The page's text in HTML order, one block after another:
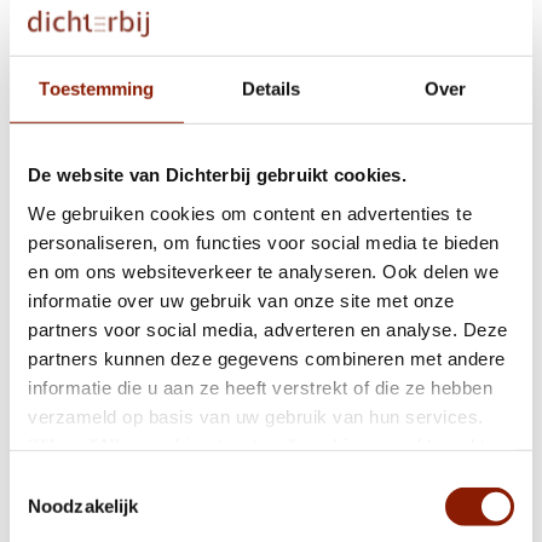
Toestemming Details Over
De website van Dichterbij gebruikt cookies.
We gebruiken cookies om content en advertenties te
personaliseren, om functies voor social media te bieden
en om ons websiteverkeer te analyseren. Ook delen we
informatie over uw gebruik van onze site met onze
partners voor social media, adverteren en analyse. Deze
partners kunnen deze gegevens combineren met andere
informatie die u aan ze heeft verstrekt of die ze hebben
verzameld op basis van uw gebruik van hun services.
Op onzeprivacypagina
kunt u meer lezen over onze
cookies en via de cookie-instellingen button linksonder op
Noodzakelijk
Bewoonster Dichterbij schrijft boek over haar
Podcast over social media gebruik onder
jongeren met een LVB
Kwaliteitsrapport en bestuursverslag 2022
online
Heleen Engelen nieuw lid raad van toezicht